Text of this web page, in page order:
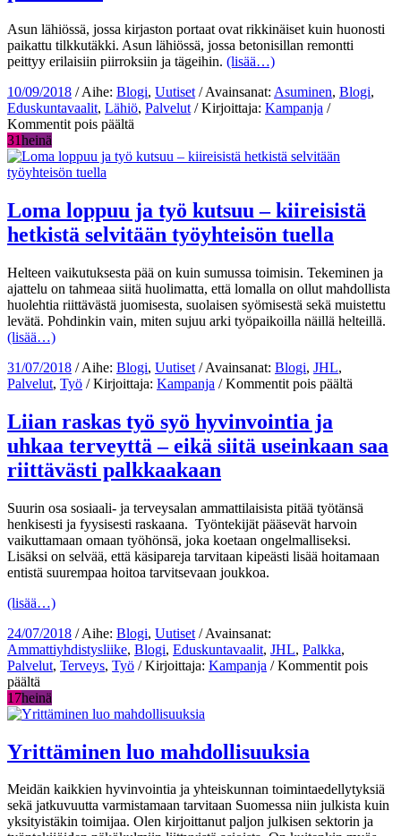
Asun lähiössä, jossa kirjaston portaat ovat rikkinäiset kuin huonosti
paikattu tilkkutäkki. Asun lähiössä, jossa betonisillan remontti
peittyy erilaisiin piirroksiin ja tägeihin. (lisää…)
10/09/2018 / Aihe: Blogi, Uutiset / Avainsanat: Asuminen, Blogi,
Eduskuntavaalit, Lähiö, Palvelut / Kirjoittaja: Kampanja /
Kommentit pois päältä
lähiössä,
voisi
olla
paremmin
31heinä
Loma loppuu ja työ kutsuu – kiireisistä
hetkistä selvitään työyhteisön tuella
Helteen vaikutuksesta pää on kuin sumussa toimisin. Tekeminen ja
ajattelu on tahmeaa siitä huolimatta, että lomalla on ollut mahdollista
huolehtia riittävästä juomisesta, suolaisen syömisestä sekä muistettu
levätä. Pohdinkin vain, miten sujuu arki työpaikoilla näillä helteillä.
(lisää…)
31/07/2018 / Aihe: Blogi, Uutiset / Avainsanat: Blogi, JHL,
Palvelut, Työ / Kirjoittaja: Kampanja /Kommentit pois päältä
työ
hetkistä
selvitään
tuella
Liian raskas työ syö hyvinvointia ja
uhkaa terveyttä – eikä siitä useinkaan saa
riittävästi palkkaakaan
Suurin osa sosiaali- ja terveysalan ammattilaisista pitää työtänsä
henkisesti ja fyysisesti raskaana. Työntekijät pääsevät harvoin
vaikuttamaan omaan työhönsä, joka koetaan ongelmalliseksi.
Lisäksi on selvää, että käsipareja tarvitaan kipeästi lisää hoitamaan
entistä suurempaa hoitoa tarvitsevaan joukkoa.
(lisää…)
24/07/2018 / Aihe: Blogi, Uutiset / Avainsanat:
Ammattiyhdistysliike, Blogi, Eduskuntavaalit, JHL, Palkka,
Palvelut, Terveys, Työ / Kirjoittaja: Kampanja /Kommentit pois
päältä
Liian
raskas
syö
hyvinvointia
uhkaa
terveyttä
–
17heinä
Yrittäminen luo mahdollisuuksia
Meidän kaikkien hyvinvointia ja yhteiskunnan toimintaedellytyksiä
sekä jatkuvuutta varmistamaan tarvitaan Suomessa niin julkista kuin
yksityistäkin toimijaa. Olen kirjoittanut paljon julkisen sektorin ja